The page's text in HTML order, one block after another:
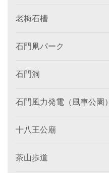
老梅石槽
石門凧パーク
石門洞
石門風力発電（風車公園）
十八王公廟
茶山歩道